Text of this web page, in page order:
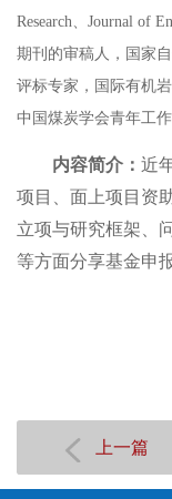
Research、 Journal of
期刊的审稿人，国家
评标专家，国际有机
中国煤炭学会青年工
内容简介： 近
项目、面上项目资
立项与研究框架、
等方面分享基金申
上一篇